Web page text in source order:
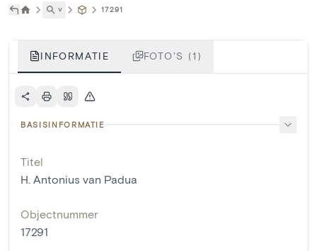
˅ 17291
INFORMATIE FOTO'S (1)
BASISINFORMATIE
Titel
H. Antonius van Padua
Objectnummer
17291